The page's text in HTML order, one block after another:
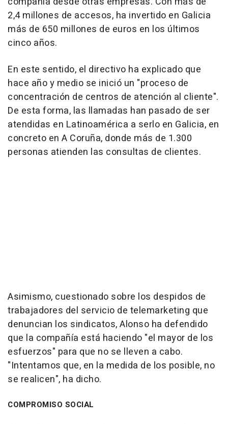
2,4 millones de accesos, ha invertido en Galicia
más de 650 millones de euros en los últimos
cinco años.
En este sentido, el directivo ha explicado que
hace año y medio se inició un "proceso de
concentración de centros de atención al cliente".
De esta forma, las llamadas han pasado de ser
atendidas en Latinoamérica a serlo en Galicia, en
concreto en A Coruña, donde más de 1.300
personas atienden las consultas de clientes.
Asimismo, cuestionado sobre los despidos de
trabajadores del servicio de telemarketing que
denuncian los sindicatos, Alonso ha defendido
que la compañía está haciendo "el mayor de los
esfuerzos" para que no se lleven a cabo.
"Intentamos que, en la medida de los posible, no
se realicen", ha dicho.
COMPROMISO SOCIAL